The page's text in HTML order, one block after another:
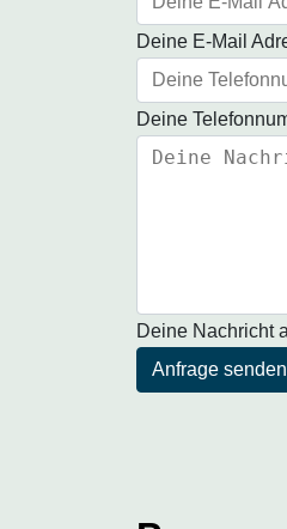
Deine E-Mail
Deine
Deine Nachricht
Anfrage senden